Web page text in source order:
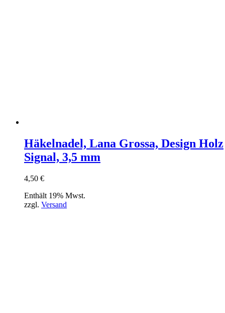
Häkelnadel, Lana Grossa, Design Holz
Signal, 3,5 mm
4,50 €
Enthält 19% Mwst.
zzgl. Versand